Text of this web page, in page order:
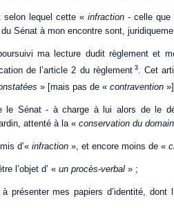
selon lequel cette «infraction- celle que
Sénat à mon encontre sont,
ma lecture dudit règlement et
de l’article 2 du règlement 3. Cet
» [mais pas de « contravention
le Sénat - à charge à lui alors de le
attenté à la « conservation du
d’« infraction », et encore moins de «
l’objet d’ « un procès-verbal » ;
présenter mes papiers d’identité,